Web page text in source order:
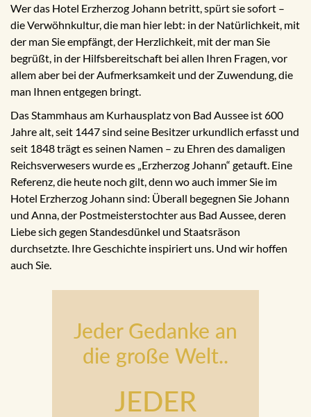
Wer das Hotel Erzherzog Johann betritt, spürt sie sofort –
die Verwöhnkultur, die man hier lebt: in der Natürlichkeit, mit
der man Sie empfängt, der Herzlichkeit, mit der man Sie
begrüßt, in der Hilfsbereitschaft bei allen Ihren Fragen, vor
allem aber bei der Aufmerksamkeit und der Zuwendung, die
man Ihnen entgegen bringt.
Das Stammhaus am Kurhausplatz von Bad Aussee ist 600
Jahre alt, seit 1447 sind seine Besitzer urkundlich erfasst und
seit 1848 trägt es seinen Namen – zu Ehren des damaligen
Reichsverwesers wurde es „Erzherzog Johann“ getauft. Eine
Referenz, die heute noch gilt, denn wo auch immer Sie im
Hotel Erzherzog Johann sind: Überall begegnen Sie Johann
und Anna, der Postmeisterstochter aus Bad Aussee, deren
Liebe sich gegen Standesdünkel und Staatsräson
durchsetzte. Ihre Geschichte inspiriert uns. Und wir hoffen
auch Sie.
Jeder Gedanke an
die große Welt..
JEDER